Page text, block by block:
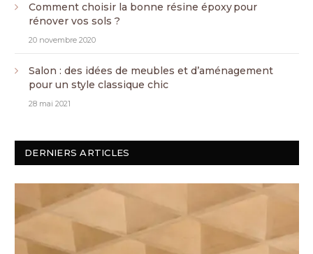
Comment choisir la bonne résine époxy pour
rénover vos sols ?
20 novembre 2020
Salon : des idées de meubles et d’aménagement
pour un style classique chic
28 mai 2021
DERNIERS ARTICLES